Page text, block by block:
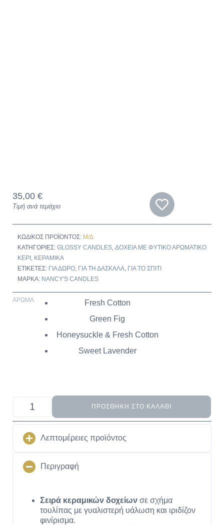
35,00 €
Τιμή ανά τεμάχιο
ΚΩΔΙΚΌΣ ΠΡΟΪΌΝΤΟΣ: Μ/Δ
ΚΑΤΗΓΟΡΊΕΣ: GLOSSY CANDLES ΔΟΧΕΊΑ ΜΕ ΦΥΤΙΚΌ ΑΡΩΜΑΤΙΚΌ
ΚΕΡΊ ΚΕΡΑΜΙΚΆ
ΕΤΙΚΈΤΕΣ: ΓΙΑ ΔΏΡΟ ΓΙΑ ΤΗ ΔΑΣΚΆΛΑ ΓΙΑ ΤΟ ΣΠΊΤΙ
ΜΆΡΚΑ: NANCY'S CANDLES
ΆΡΩΜΑ
Fresh Cotton
Green Fig
Honeysuckle & Fresh Cotton
Sweet Lavender
ΠΡΟΣΘΉΚΗ ΣΤΟ ΚΑΛΆΘΙ
Λεπτομέρειες προϊόντος
Περιγραφή
Σειρά κεραμικών δοχείων σε σχήμα
τουλίπας με γυαλιστερή υάλωση και ιριδίζον
φινίρισμα.